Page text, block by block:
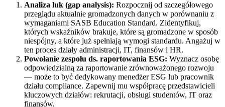
Analiza luk (gap analysis): Rozpocznij od szczegółowego
przeglądu aktualnie gromadzonych danych w porównaniu z
wymaganiami SASB Education Standard. Zidentyfikuj,
których wskaźników brakuje, które są gromadzone w sposób
niespójny, a które już spełniają wymogi standardu. Angażuj w
ten proces działy administracji, IT, finansów i HR.
Powołanie zespołu ds. raportowania ESG: Wyznacz osobę
odpowiedzialną za raportowanie zrównoważonego rozwoju
— może to być dedykowany menedżer ESG lub pracownik
działu compliance. Zapewnij mu współpracę przedstawicieli
kluczowych działów: rekrutacji, obsługi studentów, IT oraz
finansów.